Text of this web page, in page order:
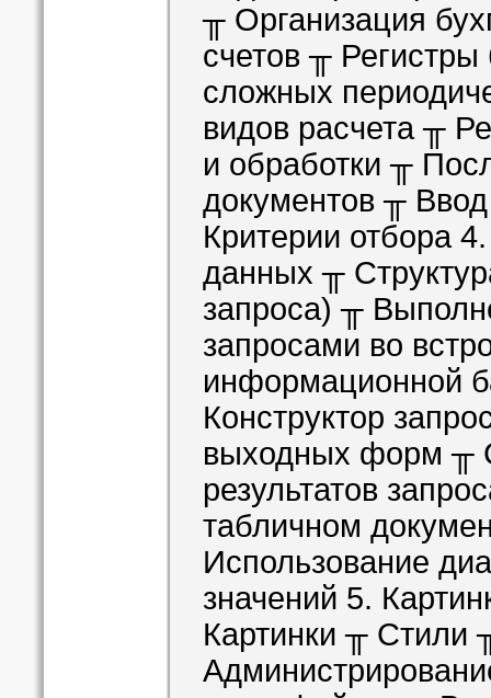
╥ Организация
счетов ╥
сложных
видов расчета ╥
и обработки ╥
документов ╥
Критерии отбора
данных ╥
запроса) ╥
запросами во
информационной
Конструктор
выходных форм ╥
результатов
табличном
Использование
значений 5.
Картинки ╥ Стили